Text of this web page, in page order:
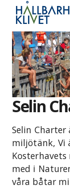
vidare
innehåll
Selin
Selin
miljötänk, Vi
med i
våra båtar